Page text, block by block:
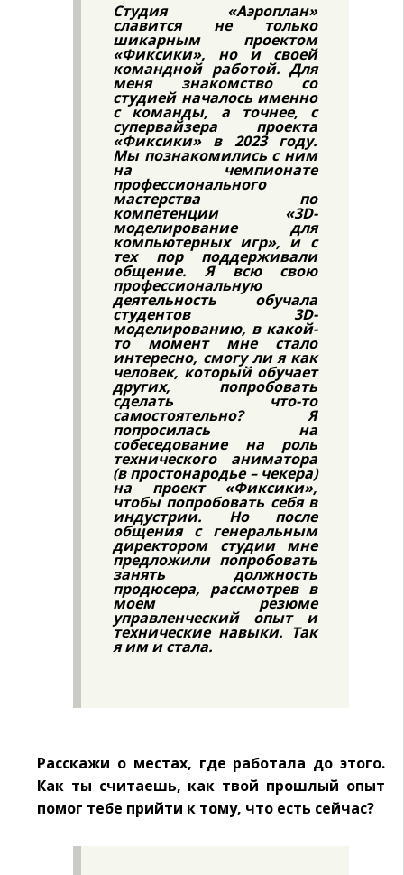
Студия «Аэроплан»
славится не только
шикарным проектом
«Фиксики», но и своей
командной работой. Для
меня знакомство со
студией началось именно
с команды, а точнее, с
супервайзера проекта
«Фиксики» в 2023 году.
Мы познакомились с ним
на чемпионате
профессионального
мастерства по
компетенции «3D-
моделирование для
компьютерных игр», и с
тех пор поддерживали
общение. Я всю свою
профессиональную
деятельность обучала
студентов 3D-
моделированию, в какой-
то момент мне стало
интересно, смогу ли я как
человек, который обучает
других, попробовать
сделать что-то
самостоятельно? Я
попросилась на
собеседование на роль
технического аниматора
(в простонародье – чекера)
на проект «Фиксики»,
чтобы попробовать себя в
индустрии. Но после
общения с генеральным
директором студии мне
предложили попробовать
занять должность
продюсера, рассмотрев в
моем резюме
управленческий опыт и
технические навыки. Так
я им и стала.
Расскажи о местах, где работала до этого.
Как ты считаешь, как твой прошлый опыт
помог тебе прийти к тому, что есть сейчас?